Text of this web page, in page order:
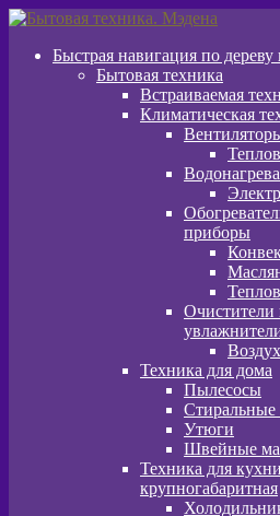
Перейти
навигации
Перейти
содержимому
Быстрая навигация по дереву
Бытовая техника
Встраиваемая
Климатическая
приборы
Очистители
Техника для дома
Пылeсосы
Утюги
Швейные
Техника для кухни
крупногабаритная